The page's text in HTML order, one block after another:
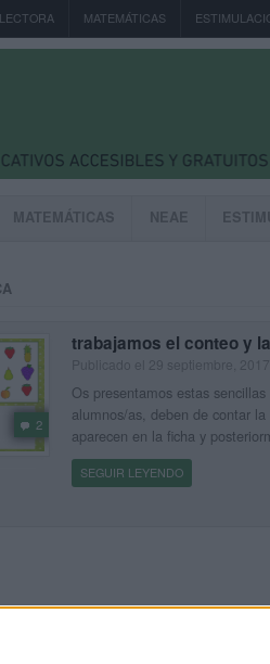
MATEMÁTICAS
MATEMÁTICAS NEAE
2
trabajamos el conteo y
Os presentamos estas
alumnos/as, deben de contar
aparecen en la ficha y
SEGUIR LEYENDO